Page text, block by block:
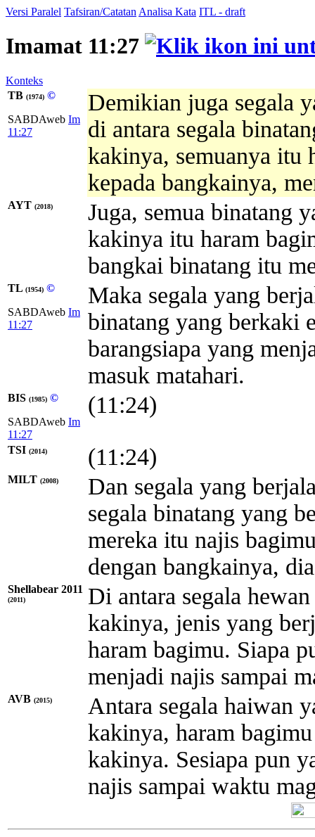
Versi Paralel Tafsiran/Catatan Analisa Kata ITL - draft
Imamat 11:27
Konteks
TB (1974) ©
SABDAweb Im
11:27
Demikian juga segala
di antara segala
kakinya, semuanya itu
kepada bangkainya,
AYT (2018)
Juga, semua binatang
kakinya itu haram
bangkai binatang itu
TL (1954) ©
SABDAweb Im
11:27
Maka segala yang
binatang yang berkaki
barangsiapa yang
masuk matahari.
BIS (1985) ©
SABDAweb Im
11:27
(11:24)
TSI (2014) (11:24)
MILT (2008)
Dan segala yang
segala binatang yang
mereka itu najis
dengan bangkainya,
Shellabear 2011
(2011)
Di antara segala
kakinya, jenis yang
haram bagimu. Siapa
menjadi najis sampai
AVB (2015)
Antara segala haiwan
kakinya, haram
kakinya. Sesiapa pun
najis sampai waktu